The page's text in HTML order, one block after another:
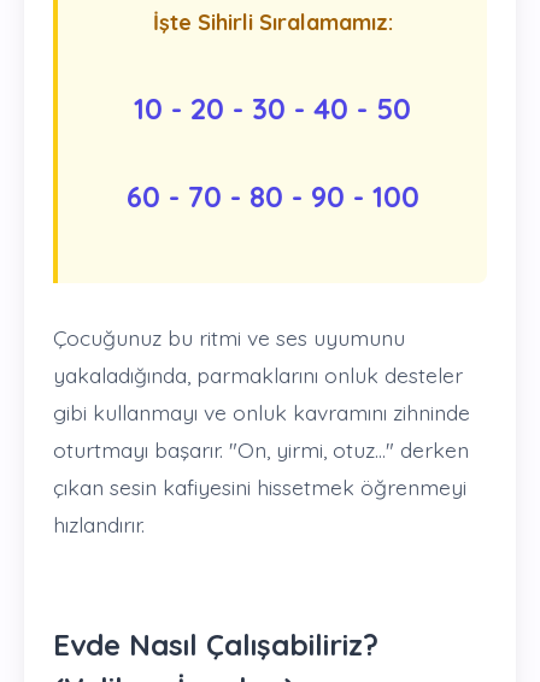
İşte Sihirli Sıralamamız:
10 - 20 - 30 - 40 - 50
60 - 70 - 80 - 90 - 100
Çocuğunuz bu ritmi ve ses uyumunu
yakaladığında, parmaklarını onluk desteler
gibi kullanmayı ve onluk kavramını zihninde
oturtmayı başarır. "On, yirmi, otuz..." derken
çıkan sesin kafiyesini hissetmek öğrenmeyi
hızlandırır.
Evde Nasıl Çalışabiliriz?